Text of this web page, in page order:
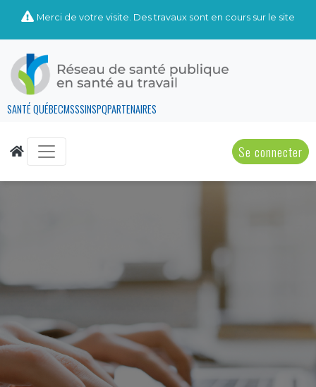
Merci de votre visite. Des travaux sont en cours sur le site
SANTÉ QUÉBECMSSSINSPQPARTENAIRES
Se connecter